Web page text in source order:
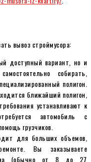
вывоз строймусора:
доступный вариант, но и
собирать,
полигон.
ближайший полигон,
устанавливают к
автомобиль с
грузчиков.
для больших объемов,
Вы заказываете
(обычно от 8 до 27